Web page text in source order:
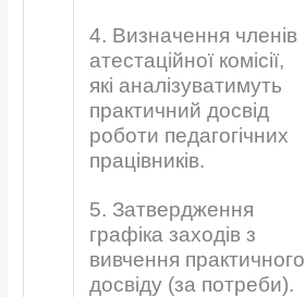
4. Визначення членів
атестаційної комісії,
які аналізуватимуть
практичний досвід
роботи педагогічних
працівників.
5. Затвердження
графіка заходів з
вивчення практичного
досвіду (за потреби).